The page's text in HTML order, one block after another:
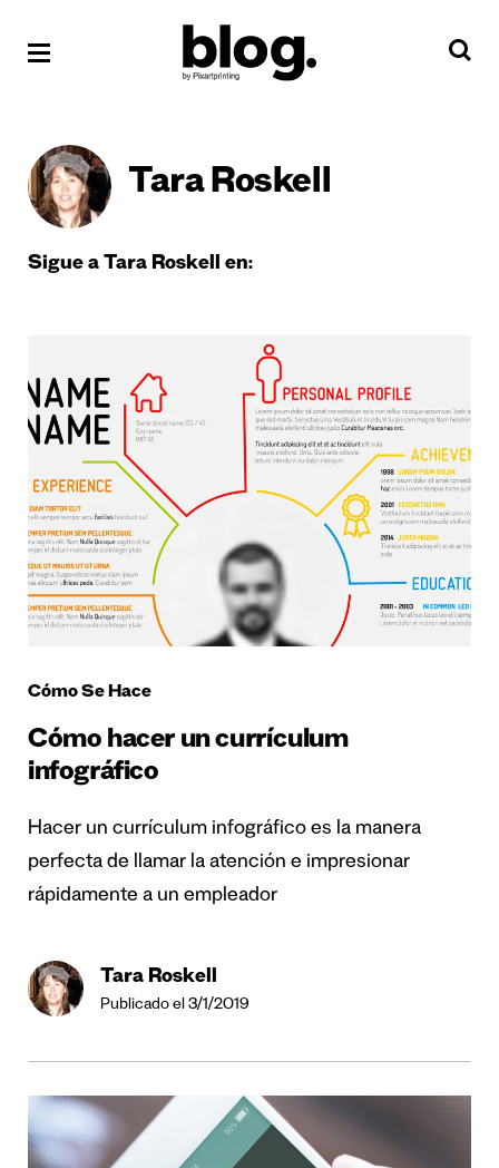
Tara Roskell
Sigue a Tara Roskell en:
Cómo Se Hace
Cómo hacer un currículum
infográfico
Hacer un currículum infográfico es la manera
perfecta de llamar la atención e impresionar
rápidamente a un empleador
Tara Roskell
Publicado el 3/1/2019